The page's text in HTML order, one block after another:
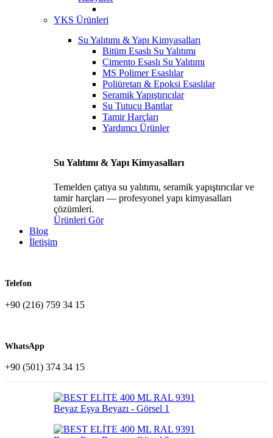
YKS Ürünleri
Su Yalıtımı & Yapı Kimyasalları
Bitüm Esaslı Su Yalıtımı
Çimento Esaslı Su Yalıtımı
MS Polimer Esaslılar
Poliüretan & Epoksi Esaslılar
Seramik Yapıştırıcılar
Su Tutucu Bantlar
Tamir Harçları
Yardımcı Ürünler
Su Yalıtımı & Yapı Kimyasalları
Temelden çatıya su yalıtımı, seramik yapıştırıcılar ve
tamir harçları — profesyonel yapı kimyasalları
çözümleri.
Ürünleri Gör
Blog
İletişim
Telefon
+90 (216) 759 34 15
WhatsApp
+90 (501) 374 34 15